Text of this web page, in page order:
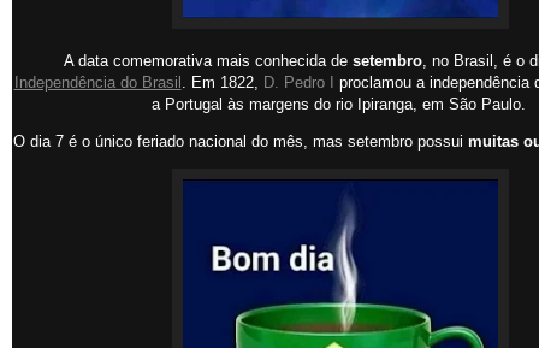
A data comemorativa mais conhecida de setembro , no Brasil, é o
Independência do Brasil
. Em 1822, D. Pedro I
proclamou a independência
a Portugal às margens do rio Ipiranga, em São Paulo.
O dia 7 é o único feriado nacional do mês, mas setembro possui muitas